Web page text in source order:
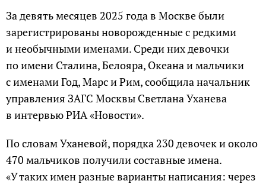
За девять месяцев 2025 года в Москве были
зарегистрированы новорожденные с редкими
и необычными именами. Среди них девочки
по имени Сталина, Белояра, Океана и мальчики
с именами Год, Марс и Рим, сообщила начальник
управления ЗАГС Москвы Светлана Уханева
в интервью РИА «Новости».
По словам Уханевой, порядка 230 девочек и около
470 мальчиков получили составные имена.
«У таких имен разные варианты написания: через